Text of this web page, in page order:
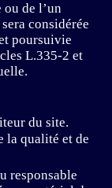
de l’un
considérée
poursuivie
L.335-2 et
du site.
la qualité et de
responsable